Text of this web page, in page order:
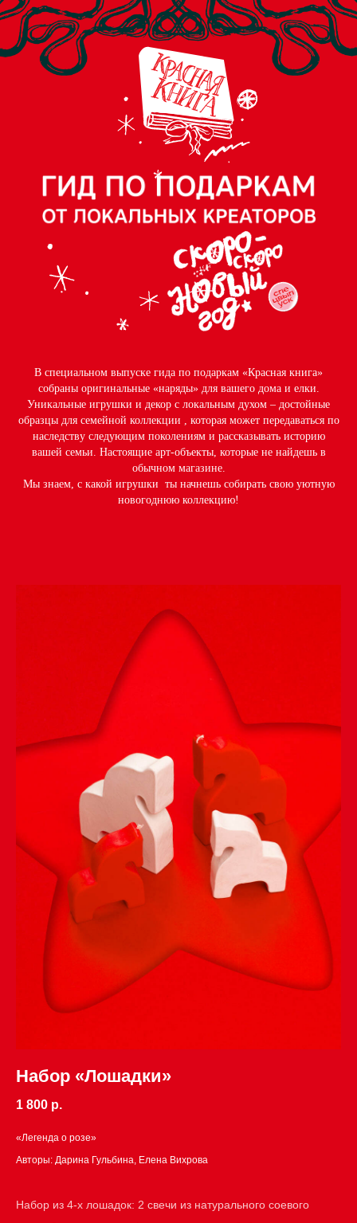
В специальном выпуске гида по подаркам «Красная книга»
собраны оригинальные «наряды» для вашего дома и елки.
Уникальные игрушки и декор с локальным духом – достойные
образцы для семейной коллекции , которая может передаваться по
наследству следующим поколениям и рассказывать историю
вашей семьи. Настоящие арт-объекты, которые не найдешь в
обычном магазине.
Мы знаем, с какой игрушки ты начнешь собирать свою уютную
новогоднюю коллекцию!
Набор «Лошадки»
1 800 р.
«Легенда о розе»
Авторы: Дарина Гульбина, Елена Вихрова
Набор из 4-х лошадок: 2 свечи из натурального соевого